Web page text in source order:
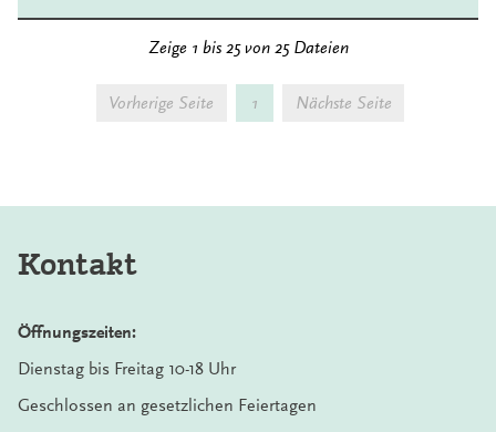
Zeige 1 bis 25 von 25 Dateien
Vorherige Seite 1 Nächste Seite
Kontakt
Öffnungszeiten:
Dienstag bis Freitag 10-18 Uhr
Geschlossen an gesetzlichen Feiertagen